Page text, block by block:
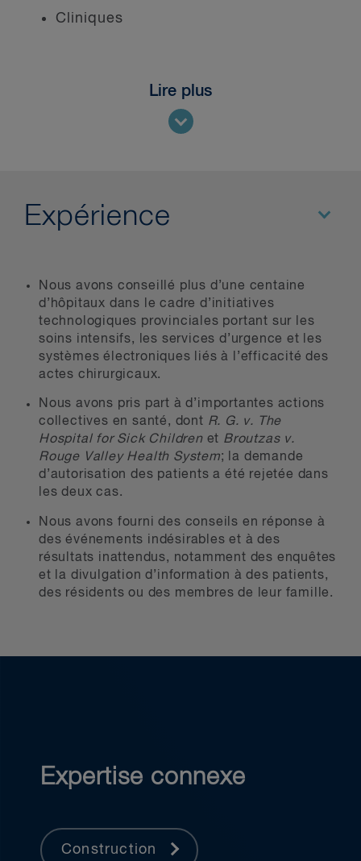
Cliniques
Lire plus
Expérience
Nous avons conseillé plus d’une centaine
d’hôpitaux dans le cadre d’initiatives
technologiques provinciales portant sur les
soins intensifs, les services d’urgence et les
systèmes électroniques liés à l’efficacité des
actes chirurgicaux.
Nous avons pris part à d’importantes actions
collectives en santé, dont R. G. v. The
Hospital for Sick Childrenet Broutzas v.
Rouge Valley Health System; la demande
d’autorisation des patients a été rejetée dans
les deux cas.
Nous avons fourni des conseils en réponse à
des événements indésirables et à des
résultats inattendus, notamment des enquêtes
et la divulgation d’information à des patients,
des résidents ou des membres de leur famille.
Expertise connexe
Construction